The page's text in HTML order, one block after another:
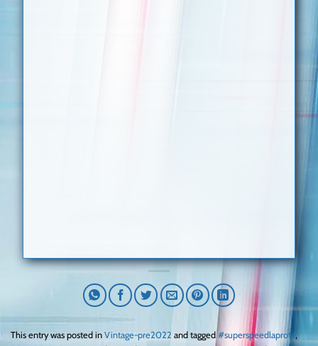
This entry was posted in Vintage-pre2022 and tagged#superspeedlaprotv,